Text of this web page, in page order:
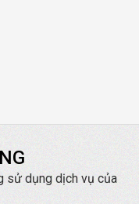
sử dụng dịch vụ của